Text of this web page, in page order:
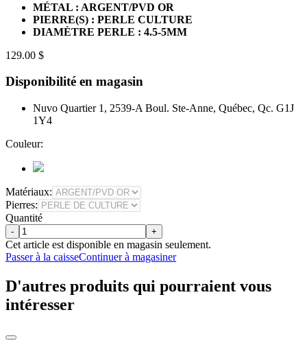
MÉTAL : ARGENT/PVD OR
PIERRE(S) : PERLE CULTURE
DIAMÈTRE PERLE : 4.5-5MM
129.00 $
Disponibilité en magasin
Nuvo Quartier 1, 2539-A Boul. Ste-Anne, Québec, Qc. G1J
1Y4
Couleur:
Matériaux:
Pierres:
Quantité
- +
Cet article est disponible en magasin seulement.
Passer à la caisseContinuer à magasiner
D'autres produits qui pourraient vous
intéresser